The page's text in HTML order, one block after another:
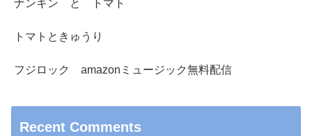
ナンキン と トマト
トマトときゅうり
フジロック amazonミュージック無料配信
Recent Comments